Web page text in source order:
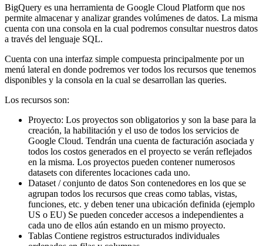
BigQuery es una herramienta de Google Cloud Platform que nos
permite almacenar y analizar grandes volúmenes de datos. La misma
cuenta con una consola en la cual podremos consultar nuestros datos
a través del lenguaje SQL.
Cuenta con una interfaz simple compuesta principalmente por un
menú lateral en donde podremos ver todos los recursos que tenemos
disponibles y la consola en la cual se desarrollan las queries.
Los recursos son:
Proyecto: Los proyectos son obligatorios y son la base para la
creación, la habilitación y el uso de todos los servicios de
Google Cloud. Tendrán una cuenta de facturación asociada y
todos los costos generados en el proyecto se verán reflejados
en la misma. Los proyectos pueden contener numerosos
datasets con diferentes locaciones cada uno.
Dataset / conjunto de datos Son contenedores en los que se
agrupan todos los recursos que creas como tablas, vistas,
funciones, etc. y deben tener una ubicación definida (ejemplo
US o EU) Se pueden conceder accesos a independientes a
cada uno de ellos aún estando en un mismo proyecto.
Tablas Contiene registros estructurados individuales